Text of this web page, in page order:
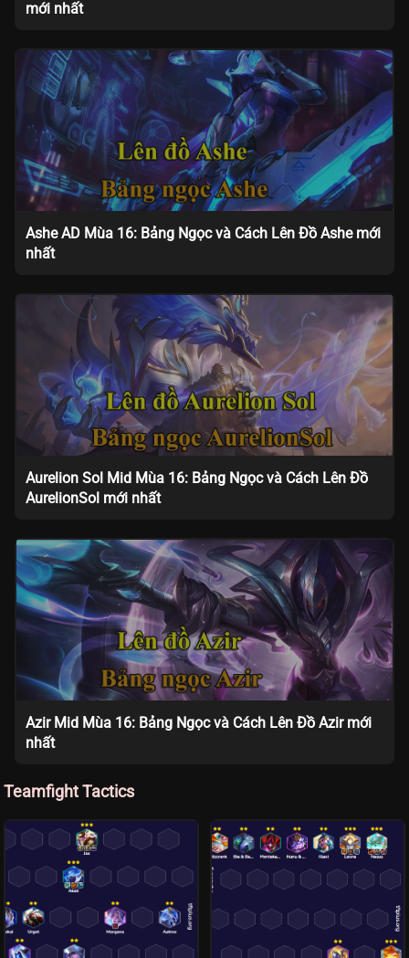
mới nhất
Ashe AD Mùa 16: Bảng Ngọc và Cách Lên Đồ Ashe mới
nhất
Aurelion Sol Mid Mùa 16: Bảng Ngọc và Cách Lên Đồ
AurelionSol mới nhất
Azir Mid Mùa 16: Bảng Ngọc và Cách Lên Đồ Azir mới
nhất
Teamfight Tactics